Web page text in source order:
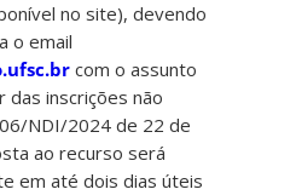
no site), devendo
o email
com o assunto
das inscrições não
NDI/2024 de 22 de
ao recurso será
em até dois dias úteis